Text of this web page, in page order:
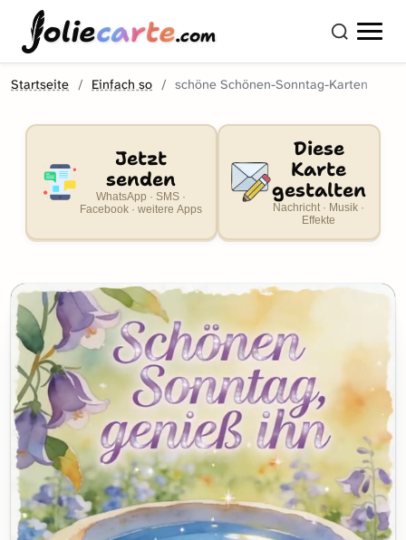
oliecarte.com
Startseite Einfach so schöne Schönen-Sonntag-Karten
Jetzt
senden
WhatsApp · SMS ·
Facebook · weitere Apps
Diese
Karte
gestalten
Nachricht · Musik ·
Effekte